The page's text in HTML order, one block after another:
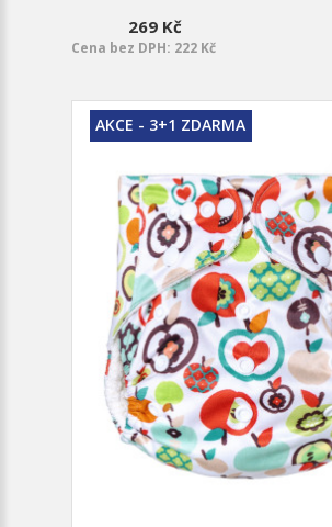
269 Kč
Cena bez DPH: 222 Kč
AKCE - 3+1 ZDARMA